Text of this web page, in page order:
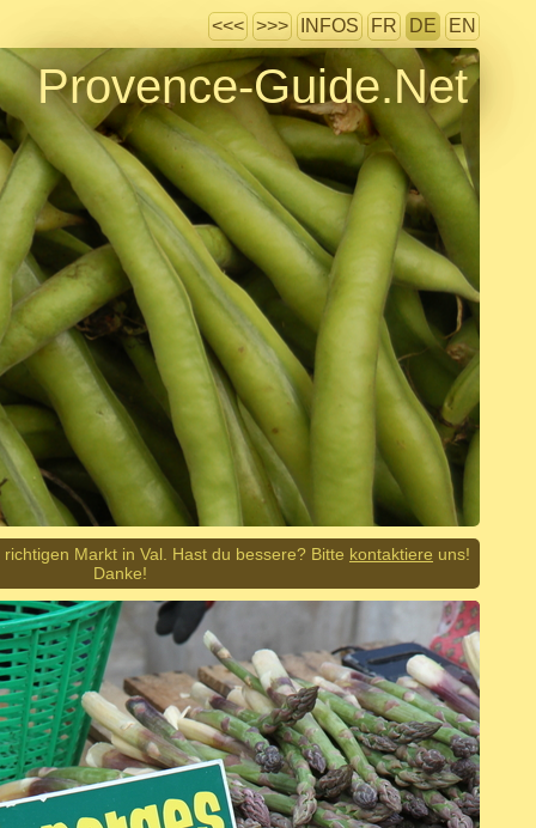
<<< >>> INFOS FR DE EN
Provence-Guide.Net
Markt in Val. Hast du bessere? Bitte kontaktiere uns!
Danke!